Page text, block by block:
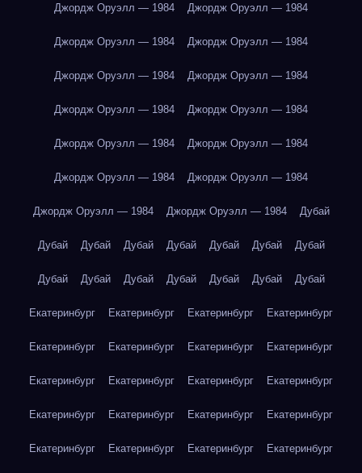
Джордж Оруэлл — 1984 Джордж Оруэлл — 1984
Джордж Оруэлл — 1984 Джордж Оруэлл — 1984
Джордж Оруэлл — 1984 Джордж Оруэлл — 1984
Джордж Оруэлл — 1984 Джордж Оруэлл — 1984
Джордж Оруэлл — 1984 Джордж Оруэлл — 1984
Джордж Оруэлл — 1984 Джордж Оруэлл — 1984
Джордж Оруэлл — 1984 Джордж Оруэлл — 1984 Дубай
Дубай Дубай Дубай Дубай Дубай Дубай Дубай
Дубай Дубай Дубай Дубай Дубай Дубай Дубай
Екатеринбург Екатеринбург Екатеринбург Екатеринбург
Екатеринбург Екатеринбург Екатеринбург Екатеринбург
Екатеринбург Екатеринбург Екатеринбург Екатеринбург
Екатеринбург Екатеринбург Екатеринбург Екатеринбург
Екатеринбург Екатеринбург Екатеринбург Екатеринбург